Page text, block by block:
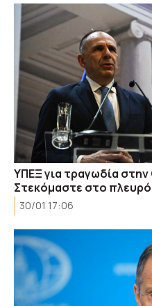
ΥΠΕΞ για τραγωδία
Στεκόμαστε στο
30/01 17:06